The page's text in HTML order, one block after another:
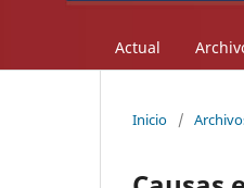
Actual
Inicio /